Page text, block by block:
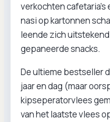
verkochten cafetaria’s
nasi op kartonnen
leende zich
gepaneerde snacks.
De ultieme bestseller
jaar en dag (maar
kipseperatorvlees
van het laatste vlees